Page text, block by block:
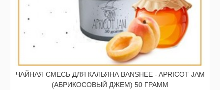
ЧАЙНАЯ СМЕСЬ ДЛЯ КАЛЬЯНА BANSHEE - APRICOT JAM
(АБРИКОСОВЫЙ ДЖЕМ) 50 ГРАММ